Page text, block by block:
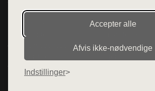
Accepter alle
Afvis ikke‑nødvendige
Indstillinger
Denne side er en del af want.dk, der
hjemmesider med præsentation af
diverse webshops. Der sælges ikke varer fra
varerne på lager.